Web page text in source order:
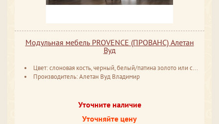
Модульная мебель PROVENCE (ПРОВАНС) Алетан
Вуд
Цвет: слоновая кость, черный, белый/патина золото или серебро
Производитель: Алетан Вуд Владимир
Уточните наличие
Уточняйте цену